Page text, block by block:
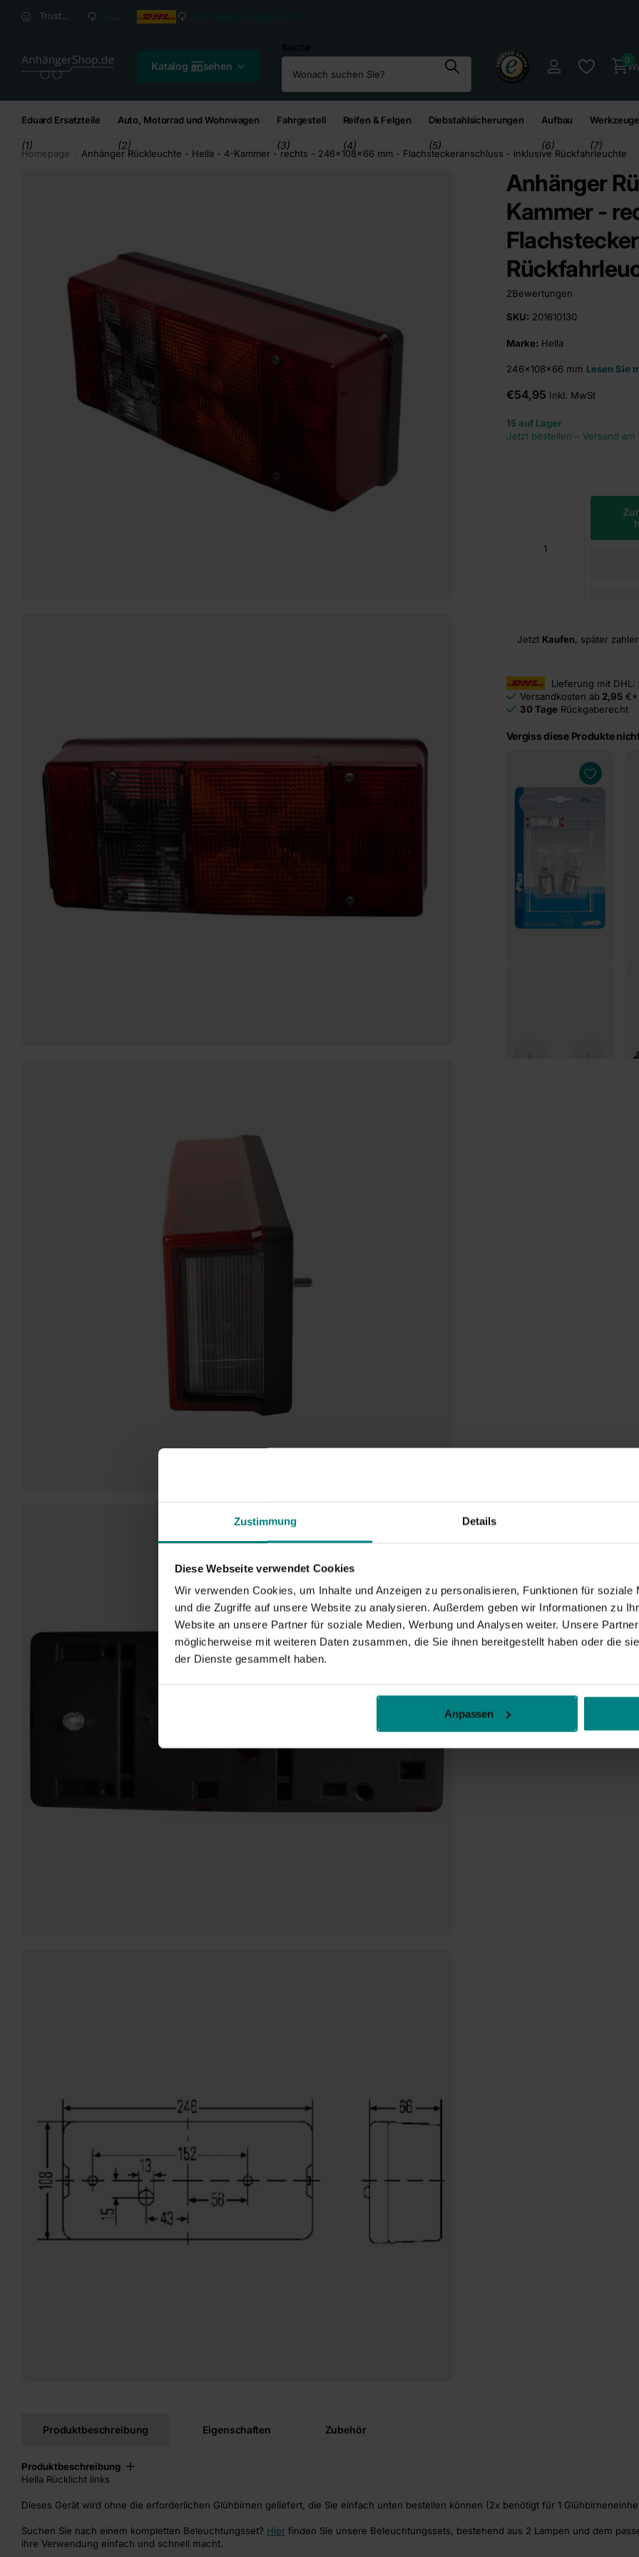
Zustimmung Details
Diese Webseite verwendet Cookies
Wir verwenden Cookies, um Inhalte und Anzeigen zu personalisieren, Funktionen für soziale
und die Zugriffe auf unsere Website zu analysieren. Außerdem geben wir Informationen zu
Website an unsere Partner für soziale Medien, Werbung und Analysen weiter. Unsere
möglicherweise mit weiteren Daten zusammen, die Sie ihnen bereitgestellt haben oder die
der Dienste gesammelt haben.
Anpassen
Trusted Shops Kundenbewertung: 4,8/5 RückgaberechtVersandkosten ab
Katalog ansehen
0
Eduard Ersatzteile
(1)
Auto, Motorrad und Wohnwagen
(2)
Fahrgestell
(3)
Reifen & Felgen
(4)
Diebstahlsicherungen
(5)
Aufbau
(6) (7)
Homepage Anhänger Rückleuchte - Hella - 4-Kammer - rechts - 246x108x66 mm - Flachsteckeranschluss - inklusive Rückfahrleuchte
Anhänger
Kammer -
2Bewertungen
SKU: 201610130
Marke: Hella
246×108×66 mm Lesen Sie
€54,95 Inkl. MwSt
15 auf Lager
Jetzt bestellen – Versand
Jetzt Kaufen, später
Lieferung mit DHL:
Versandkosten ab 2,95 €*
30 Tage Rückgaberecht
Vergiss diese Produkte
Produktbeschreibung Eigenschaften Zubehör
Produktbeschreibung
Hella Rücklicht links
Dieses Gerät wird ohne die erforderlichen Glühbirnen geliefert, die Sie einfach unten bestellen können (2x benötigt für 1
Suchen Sie nach einem kompletten Beleuchtungsset? Hier finden Sie unsere Beleuchtungssets, bestehend aus 2 Lampen und dem
ihre Verwendung einfach und schnell macht.